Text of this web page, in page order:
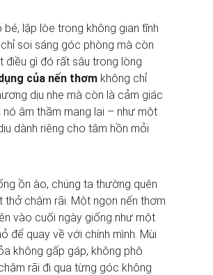
bé, lập lòe trong không gian tĩnh
soi sáng góc phòng mà còn
điều gì đó rất sâu trong lòng
của nến thơm không chỉ
dịu nhẹ mà còn là cảm giác
nó âm thầm mang lại – như một
dành riêng cho tâm hồn mỏi
ồn ào, chúng ta thường quên
thở chậm rãi. Một ngọn nến thơm
vào cuối ngày giống như một
để quay về với chính mình. Mùi
không gấp gáp, không phô
rãi đi qua từng góc không